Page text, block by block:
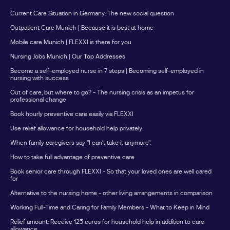
gewöhnlichen PflegepersonDadurch entstehen deutlich
mehr Entlastungsmöglichkeiten als durch die Nutzung
einer einzelnen Leistung.Beispiel: So kann die
Pflegegrad 3 zuhause.Für die regelmäßige Unterstützung
im Alltag nutzt sie den monatlichen Entlastungsbetrag für
einmal im Jahr für eine Woche in den Urlaub.Während
Betreuung ihres Vaters. Die Kosten werden über die
Verhinderungspflege abgerechnet.So werden beide
Leistungen für unterschiedliche Zwecke genutzt, ohne
wissen nicht, dass der Entlastungsbetrag angespart
Kalenderjahres können grundsätzlich noch bis zum 30.
Juni des Folgejahres verwendet werden.Wer seine
Ansprüche regelmäßig überprüft, kann dadurch
Current Care Situation in Germany: The new social question
Outpatient Care Munich | Because it is best at home
Mobile care Munich | FLEXXI is there for you
Nursing Jobs Munich | Our Top Addresses
Become a self-employed nurse in 7 steps | Becoming self-employed in
nursing with success
Out of care, but where to go? - The nursing crisis as an impetus for
professional change
Book hourly preventive care easily via FLEXXI
Use relief allowance for household help privately
When family caregivers say "I can't take it anymore".
How to take full advantage of preventive care
Book senior care through FLEXXI - So that your loved ones are well cared
for
Alternative to the nursing home - other living arrangements in comparison
Working Full-Time and Caring for Family Members - What to Keep in Mind
Relief amount: Receive 125 euros for household help in addition to care
allowance